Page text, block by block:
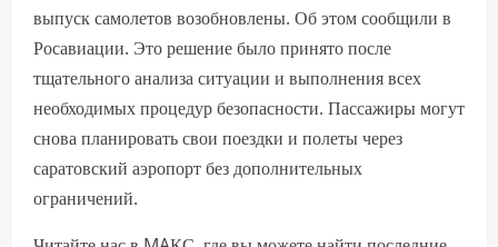
выпуск самолетов возобновлены. Об этом сообщили в
Росавиации. Это решение было принято после
тщательного анализа ситуации и выполнения всех
необходимых процедур безопасности. Пассажиры могут
снова планировать свои поездки и полеты через
саратовский аэропорт без дополнительных
ограничений.